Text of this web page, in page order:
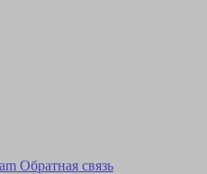
Обратная связь